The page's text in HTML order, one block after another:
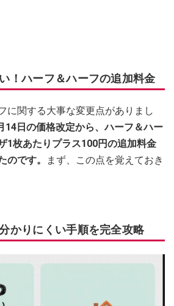
！ハーフ＆ハーフの追加料金
に関する大事な変更点がありまし
14日の価格改定から、ハーフ＆ハー
1枚あたりプラス100円の追加料金
のです。
まず、この点を覚えておき
かりにくい手順を完全攻略